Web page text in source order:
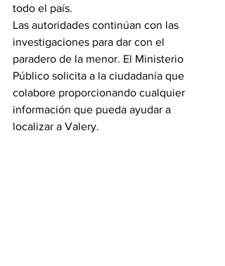
todo el país.
Las autoridades continúan con las
investigaciones para dar con el
paradero de la menor. El Ministerio
Público solicita a la ciudadanía que
colabore proporcionando cualquier
información que pueda ayudar a
localizar a Valery.